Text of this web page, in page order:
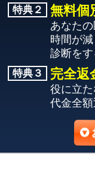
特典２ 無料個
あなた
時間が
診断を
特典３ 完全返
役に立
代金全